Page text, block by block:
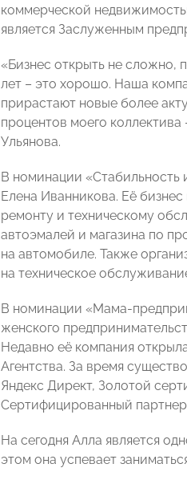
коммерческой
является Заслуженным
«Бизнес открыть не сложно,
лет – это хорошо. Наша
прирастают новые более
процентов моего
Ульянова.
В номинации «Стабильность
Елена Иванникова. Её
ремонту и техническому
автоэмалей и магазина по
на автомобиле. Также
на техническое
В номинации «Мама-
женского
Недавно её компания
Агентства. За время
Яндекс Директ, Золотой
Сертифицированный
На сегодня Алла является
этом она успевает